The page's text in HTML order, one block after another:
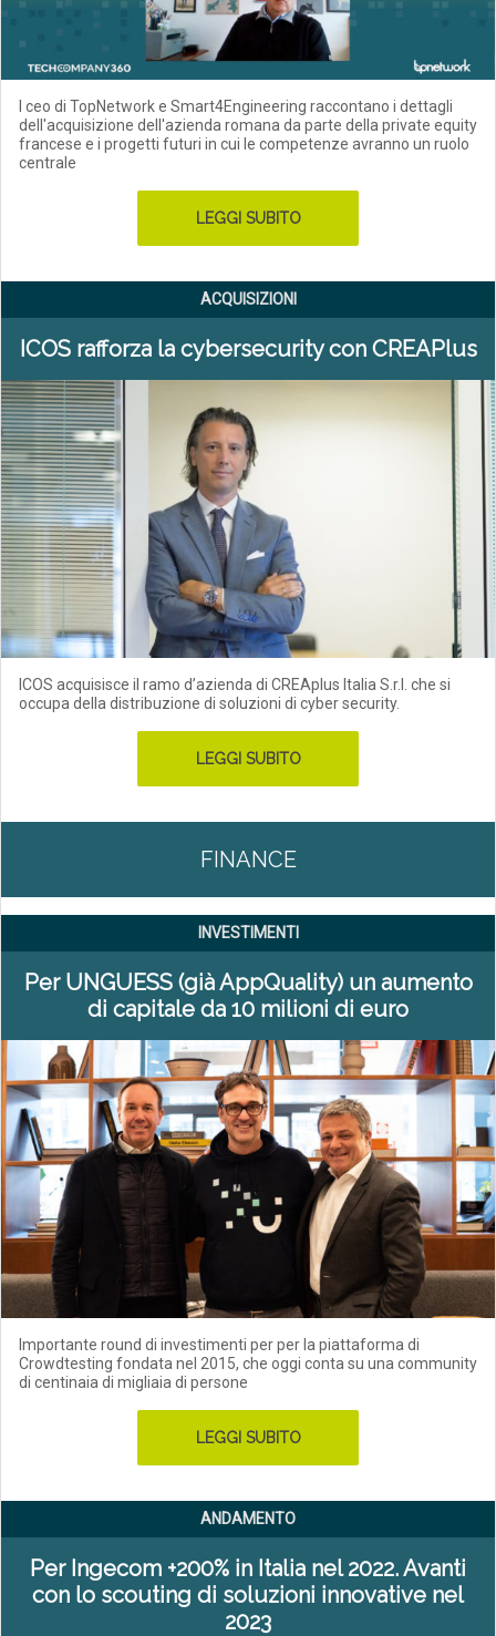
I ceo di TopNetwork e Smart4Engineering raccontano i dettagli
dell'acquisizione dell'azienda romana da parte della private equity
francese e i progetti futuri in cui le competenze avranno un ruolo
centrale
LEGGI SUBITO
ACQUISIZIONI
ICOS rafforza la cybersecurity con CREAPlus
ICOS acquisisce il ramo d’azienda di CREAplus Italia S.r.l. che si
occupa della distribuzione di soluzioni di cyber security.
LEGGI SUBITO
FINANCE
INVESTIMENTI
Per UNGUESS (già AppQuality) un aumento
di capitale da 10 milioni di euro
Importante round di investimenti per per la piattaforma di
Crowdtesting fondata nel 2015, che oggi conta su una community
di centinaia di migliaia di persone
LEGGI SUBITO
ANDAMENTO
Per Ingecom +200% in Italia nel 2022. Avanti
con lo scouting di soluzioni innovative nel
2023